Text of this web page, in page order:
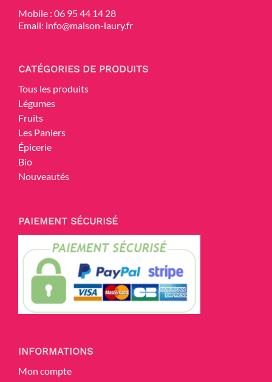
Mobile : 06 95 44 14 28
Email: info@maison-laury.fr
CATÉGORIES DE PRODUITS
Tous les produits
Légumes
Fruits
Les Paniers
Épicerie
Bio
Nouveautés
PAIEMENT SÉCURISÉ
INFORMATIONS
Mon compte